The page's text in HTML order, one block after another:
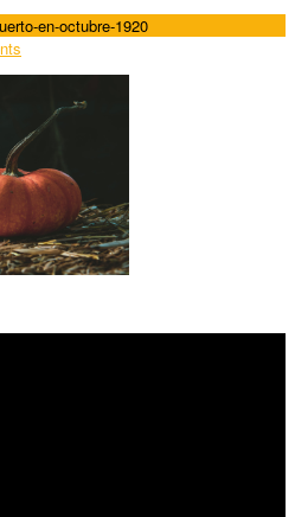
en-octubre-1920